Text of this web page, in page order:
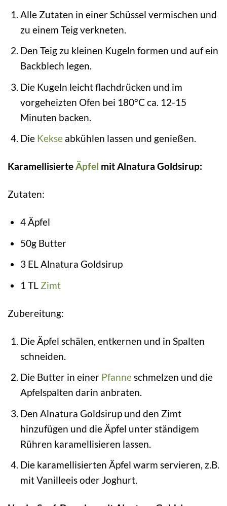
Alle Zutaten in einer Schüssel vermischen und
zu einem Teig verkneten.
Den Teig zu kleinen Kugeln formen und auf ein
Backblech legen.
Die Kugeln leicht flachdrücken und im
vorgeheizten Ofen bei 180°C ca. 12-15
Minuten backen.
Die Kekseabkühlen lassen und genießen.
KaramellisierteÄpfel mit Alnatura Goldsirup:
Zutaten:
4 Äpfel
50g Butter
3 EL Alnatura Goldsirup
1 TL Zimt
Zubereitung:
Die Äpfel schälen, entkernen und in Spalten
schneiden.
Die Butter in einer Pfanneschmelzen und die
Apfelspalten darin anbraten.
Den Alnatura Goldsirup und den Zimt
hinzufügen und die Äpfel unter ständigem
Rühren karamellisieren lassen.
Die karamellisierten Äpfel warm servieren, z.B.
mit Vanilleeis oder Joghurt.